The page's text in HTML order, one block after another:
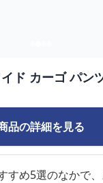
ド カーゴ パン
品の詳細を見る
すめ5選のなかで